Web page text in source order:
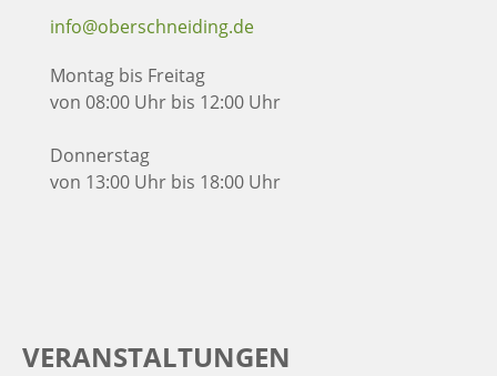
info@oberschneiding.de
Montag bis Freitag
von 08:00 Uhr bis 12:00 Uhr
Donnerstag
von 13:00 Uhr bis 18:00 Uhr
VERANSTALTUNGEN